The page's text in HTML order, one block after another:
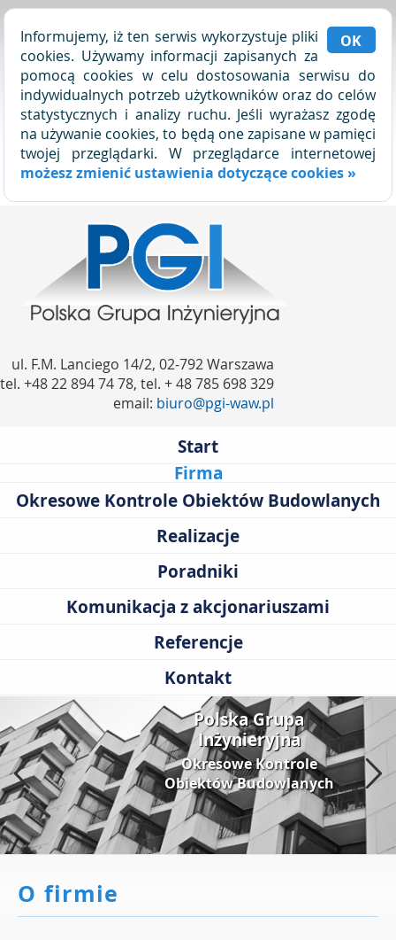
OK
Informujemy, iż ten serwis wykorzystuje pliki
cookies. Używamy informacji zapisanych za
pomocą cookies w celu dostosowania serwisu do
indywidualnych potrzeb użytkowników oraz do celów
statystycznych i analizy ruchu. Jeśli wyrażasz zgodę
na używanie cookies, to będą one zapisane w pamięci
twojej przeglądarki. W przeglądarce internetowej
możesz zmienić ustawienia dotyczące cookies »
ul. F.M. Lanciego 14/2, 02-792 Warszawa
tel. +48 22 894 74 78, tel. + 48 785 698 329
email: biuro@pgi-waw.pl
Start
Firma
Okresowe Kontrole Obiektów Budowlanych
Realizacje
Poradniki
Komunikacja z akcjonariuszami
Referencje
Kontakt
Polska Grupa
Inżynieryjna
Okresowe Kontrole
Obiektów Budowlanych
O firmie